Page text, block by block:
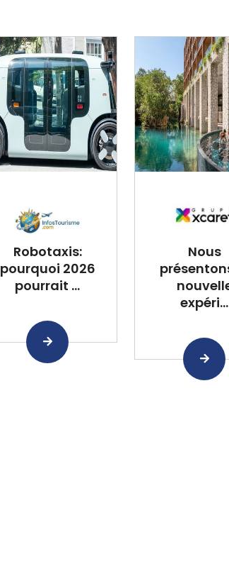
Robotaxis:
pourquoi 2026
pourrait ...
Nous
expéri...